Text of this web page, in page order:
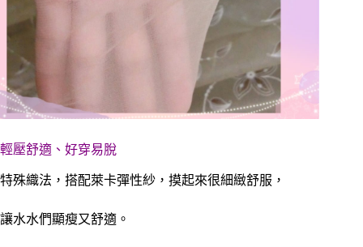
輕壓舒適、好穿易脫
特殊織法，搭配萊卡彈性紗，摸起來很細緻舒服，
讓水水們顯瘦又舒適。